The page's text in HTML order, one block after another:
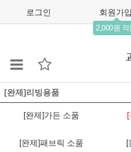
로그인 회원가입
2,000원 적
[완제]리빙용품
[완제]가든 소품
[완제]패브릭 소품